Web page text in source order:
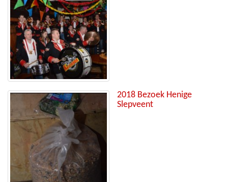
2018 Bezoek Henige
Slepveent